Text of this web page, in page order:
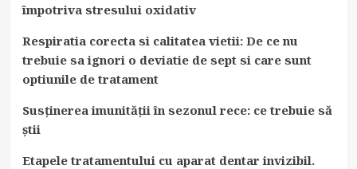
împotriva stresului oxidativ
Respiratia corecta si calitatea vietii: De ce nu
trebuie sa ignori o deviatie de sept si care sunt
optiunile de tratament
Susținerea imunității în sezonul rece: ce trebuie să
știi
Etapele tratamentului cu aparat dentar invizibil.